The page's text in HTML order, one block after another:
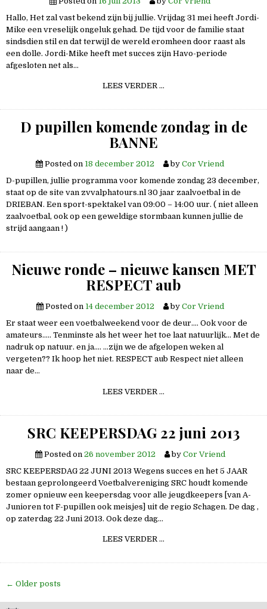
Hallo, Het zal vast bekend zijn bij jullie. Vrijdag 31 mei heeft Jordi-
Mike een vreselijk ongeluk gehad. De tijd voor de familie staat
sindsdien stil en dat terwijl de wereld eromheen door raast als
een dolle. Jordi-Mike heeft met succes zijn Havo-periode
afgesloten net als…
LEES VERDER …
DER
KANJER
UIT
–
D pupillen komende zondag in de
BANNE
Posted on 18 december 2012 by Cor Vriend
D-pupillen, jullie programma voor komende zondag 23 december,
staat op de site van zvvalphatours.nl 30 jaar zaalvoetbal in de
DRIEBAN. Een sport-spektakel van 09:00 – 14:00 uur. ( niet alleen
zaalvoetbal, ook op een geweldige stormbaan kunnen jullie de
strijd aangaan ! )
Nieuwe ronde – nieuwe kansen MET
RESPECT aub
Posted on 14 december 2012 by Cor Vriend
Er staat weer een voetbalweekend voor de deur…. Ook voor de
amateurs….. Tenminste als het weer het toe laat natuurlijk… Met de
nadruk op natuur. en ja…. …zijn we de afgelopen weken al
vergeten?? Ik hoop het niet. RESPECT aub Respect niet alleen
naar de…
LEES VERDER …
NIEUWE
MET
RESPECT
SRC KEEPERSDAG 22 juni 2013
Posted on 26 november 2012 by Cor Vriend
SRC KEEPERSDAG 22 JUNI 2013 Wegens succes en het 5 JAAR
bestaan geprolongeerd Voetbalvereniging SRC houdt komende
zomer opnieuw een keepersdag voor alle jeugdkeepers [van A-
Junioren tot F-pupillen ook meisjes] uit de regio Schagen. De dag ,
op zaterdag 22 Juni 2013. Ook deze dag…
LEES VERDER …
JUNI
Berichten
navigatie
← Older posts